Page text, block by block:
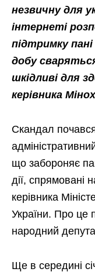
незвичну для
інтернеті
підтримку
добу
шкідливі для
керівника
Скандал
що забороняє
дії, спрямовані
керівника
України. Про це
народний
Ще в середині